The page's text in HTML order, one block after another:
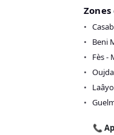
Beni
Fès -
📞